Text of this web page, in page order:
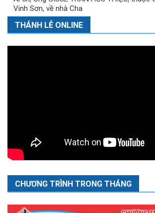
Vinh Sơn, về nhà Cha
THÁNH LỄ ONLINE
CHƯƠNG TRÌNH TRONG THÁNG